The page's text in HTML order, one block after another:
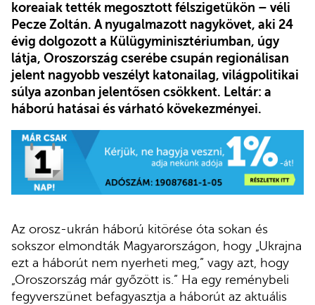
koreaiak tették megosztott félszigetükön – véli
Pecze Zoltán. A nyugalmazott nagykövet, aki 24
évig dolgozott a Külügyminisztériumban, úgy
látja, Oroszország cserébe csupán regionálisan
jelent nagyobb veszélyt katonailag, világpolitikai
súlya azonban jelentősen csökkent. Leltár: a
háború hatásai és várható kövekezményei.
Az orosz-ukrán háború kitörése óta sokan és
sokszor elmondták Magyarországon, hogy „Ukrajna
ezt a háborút nem nyerheti meg,” vagy azt, hogy
„Oroszország már győzött is.” Ha egy reménybeli
fegyverszünet befagyasztja a háborút az aktuális